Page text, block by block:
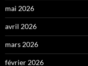
mai 2026
avril 2026
mars 2026
février 2026